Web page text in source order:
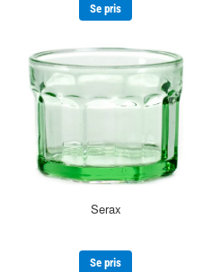
Se pris
Serax
Se pris